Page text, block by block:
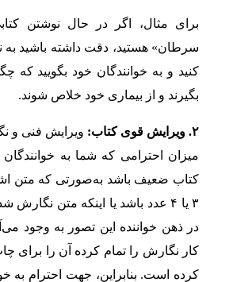
برای مثال، اگر در حال نوشتن
سرطان» هستید، دقت داشته باشید
کنید و به خوانندگان خود بگویید که
بگیرند و از بیماری خود خلاص شوند.
۲. ویرایش قوی کتاب:
ویرایش فنی و
میزان احترامی که شما به
کتاب ضعیف باشد به‌صورتی که متن
۳ یا ۴ عدد باشد یا اینکه متن
در ذهن خواننده این تصور به وجود
کار نگارش را تمام کرده آن را برای
کرده است. بنابراین، جهت احترام به